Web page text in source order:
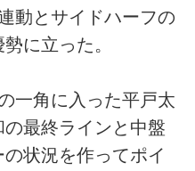
動とサイドハーフの
に立った。
一角に入った平戸太
最終ラインと中盤
状況を作ってポイ